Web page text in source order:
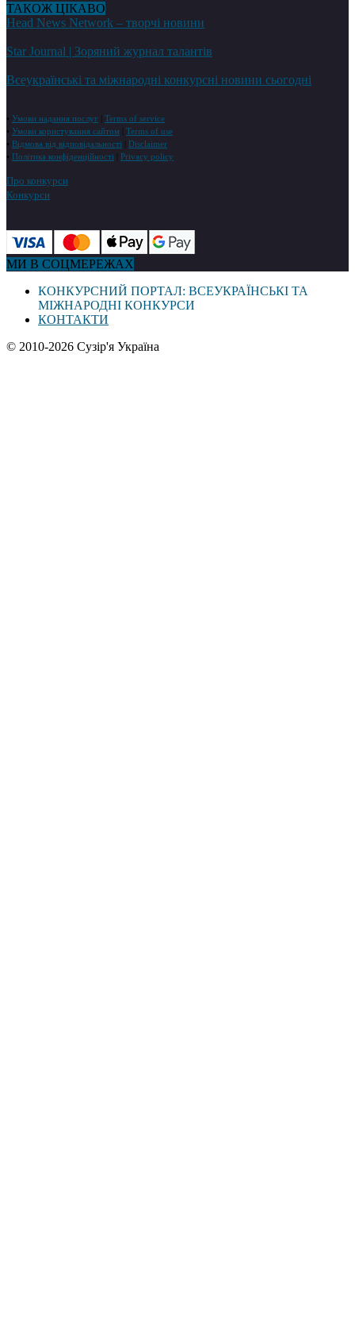
ТАКОЖ ЦІКАВО
Head News Network – творчі новини
Star Journal | Зоряний журнал талантів
Всеукраїнські та міжнародні конкурсні новини сьогодні
• Умови надання послуг
Terms of service
• Умови користування сайтом
Terms of use
• Відмова від відповідальності
Disclaimer
• Політика конфіденційності Privacy policy
Про конкурси
Конкурси
МИ В СОЦМЕРЕЖАХ
КОНКУРСНИЙ ПОРТАЛ: ВСЕУКРАЇНСЬКІ ТА
МІЖНАРОДНІ КОНКУРСИ
КОНТАКТИ
© 2010-2026 Сузір'я Україна